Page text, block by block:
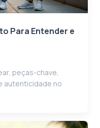
Para Entender e
peças-chave,
autenticidade no